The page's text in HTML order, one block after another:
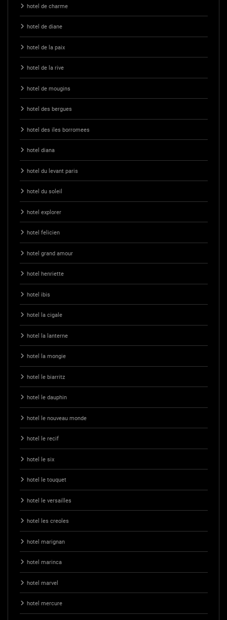
hotel de charme
hotel de diane
hotel de la paix
hotel de la rive
hotel de mougins
hotel des bergues
hotel des iles borromees
hotel diana
hotel du levant paris
hotel du soleil
hotel explorer
hotel felicien
hotel grand amour
hotel henriette
hotel ibis
hotel la cigale
hotel la lanterne
hotel la mongie
hotel le biarritz
hotel le dauphin
hotel le nouveau monde
hotel le recif
hotel le six
hotel le touquet
hotel le versailles
hotel les creoles
hotel marignan
hotel marinca
hotel marvel
hotel mercure